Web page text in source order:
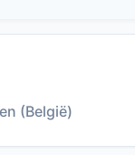
(België)